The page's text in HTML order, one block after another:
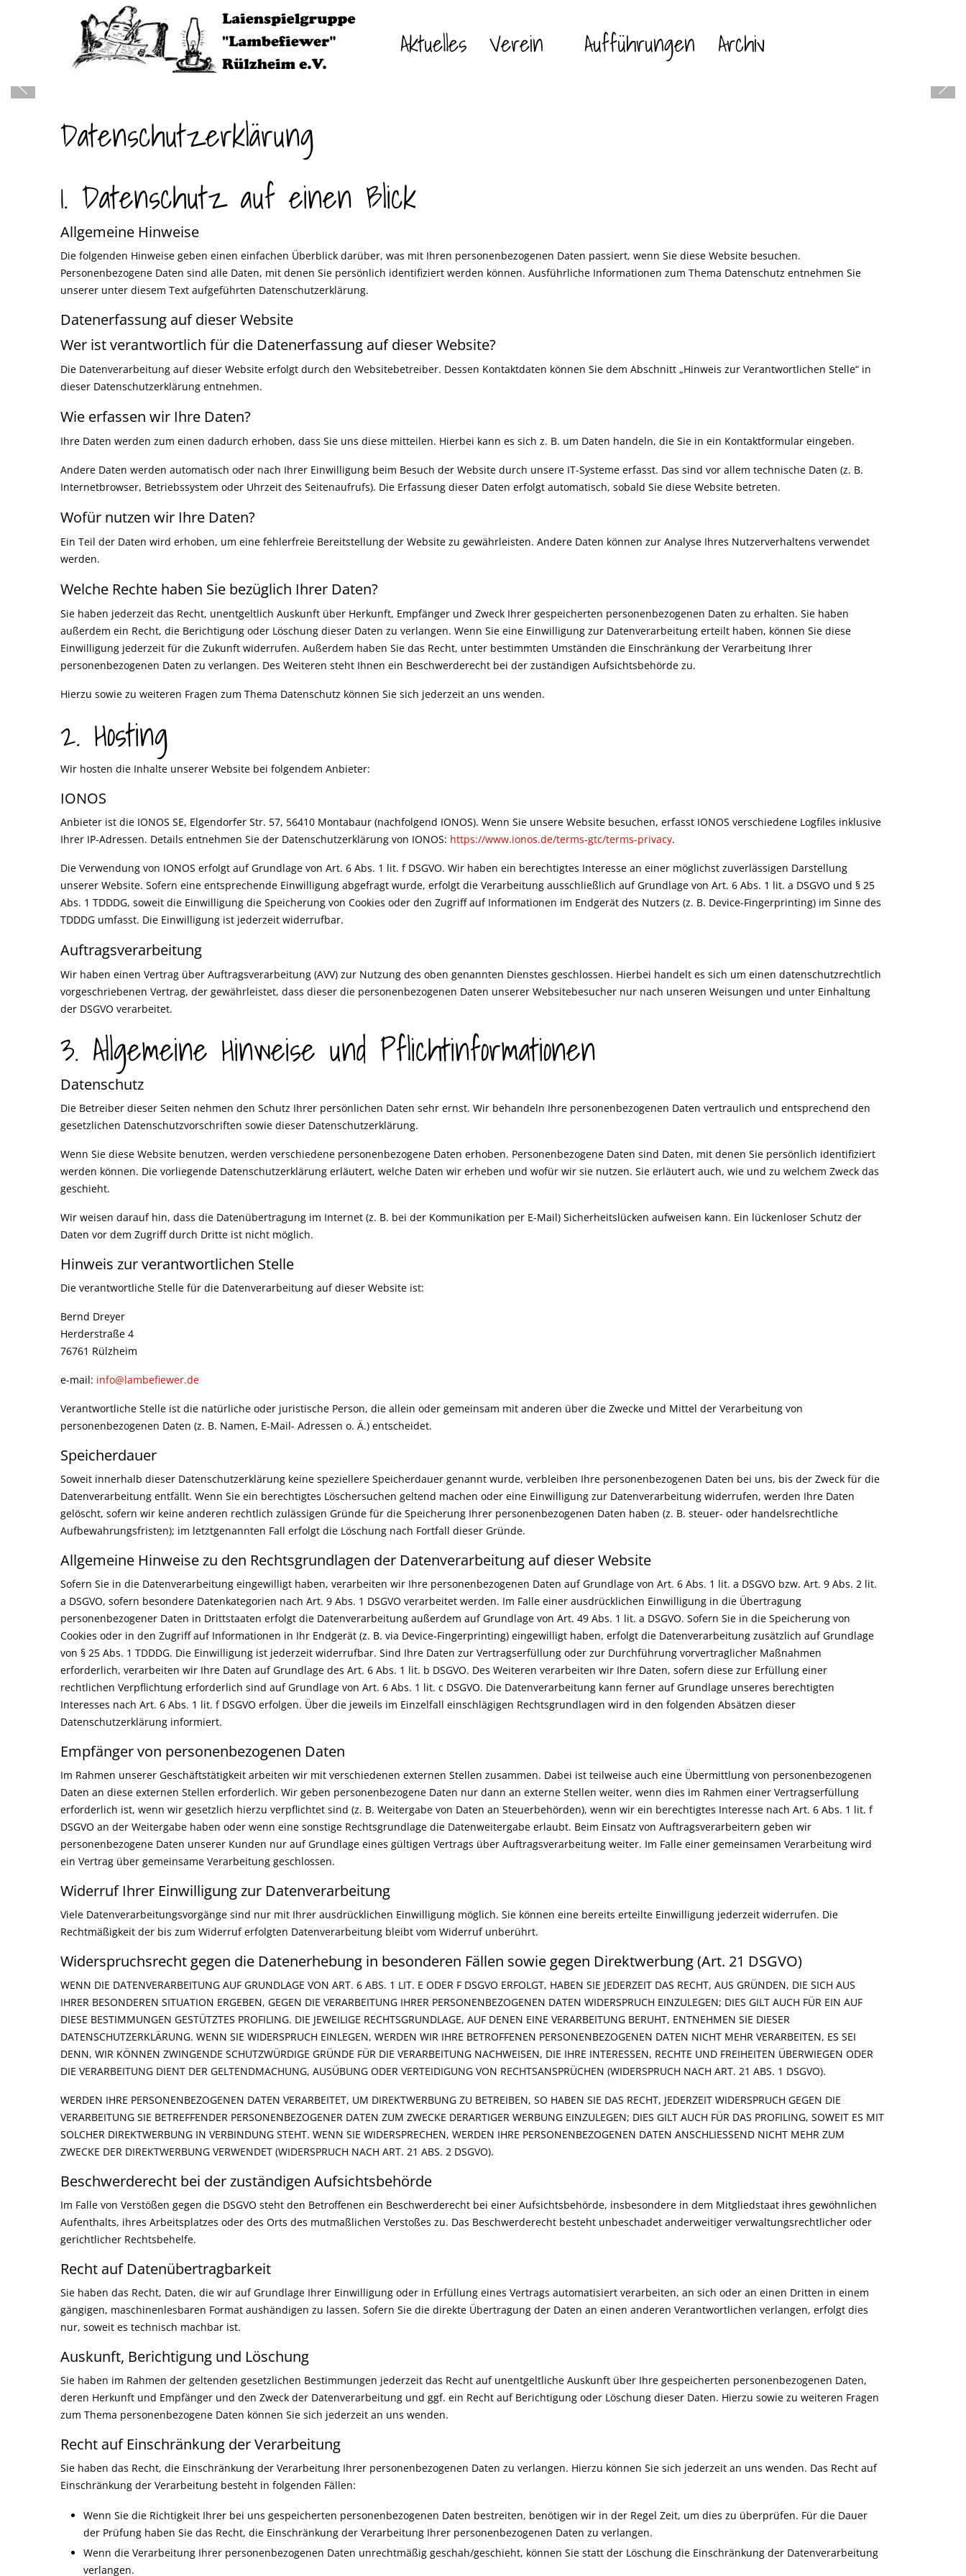
Aktuelles Verein Aufführungen Archiv
Datenschutzerklärung
1. Datenschutz auf einen Blick
Allgemeine Hinweise
Die folgenden Hinweise geben einen einfachen Überblick darüber, was mit Ihren personenbezogenen Daten passiert, wenn Sie diese Website besuchen.
Personenbezogene Daten sind alle Daten, mit denen Sie persönlich identifiziert werden können. Ausführliche Informationen zum Thema Datenschutz entnehmen Sie
unserer unter diesem Text aufgeführten Datenschutzerklärung.
Datenerfassung auf dieser Website
Wer ist verantwortlich für die Datenerfassung auf dieser Website?
Die Datenverarbeitung auf dieser Website erfolgt durch den Websitebetreiber. Dessen Kontaktdaten können Sie dem Abschnitt „Hinweis zur Verantwortlichen Stelle“ in
dieser Datenschutzerklärung entnehmen.
Wie erfassen wir Ihre Daten?
Ihre Daten werden zum einen dadurch erhoben, dass Sie uns diese mitteilen. Hierbei kann es sich z. B. um Daten handeln, die Sie in ein Kontaktformular eingeben.
Andere Daten werden automatisch oder nach Ihrer Einwilligung beim Besuch der Website durch unsere IT-Systeme erfasst. Das sind vor allem technische Daten (z. B.
Internetbrowser, Betriebssystem oder Uhrzeit des Seitenaufrufs). Die Erfassung dieser Daten erfolgt automatisch, sobald Sie diese Website betreten.
Wofür nutzen wir Ihre Daten?
Ein Teil der Daten wird erhoben, um eine fehlerfreie Bereitstellung der Website zu gewährleisten. Andere Daten können zur Analyse Ihres Nutzerverhaltens verwendet
werden.
Welche Rechte haben Sie bezüglich Ihrer Daten?
Sie haben jederzeit das Recht, unentgeltlich Auskunft über Herkunft, Empfänger und Zweck Ihrer gespeicherten personenbezogenen Daten zu erhalten. Sie haben
außerdem ein Recht, die Berichtigung oder Löschung dieser Daten zu verlangen. Wenn Sie eine Einwilligung zur Datenverarbeitung erteilt haben, können Sie diese
Einwilligung jederzeit für die Zukunft widerrufen. Außerdem haben Sie das Recht, unter bestimmten Umständen die Einschränkung der Verarbeitung Ihrer
personenbezogenen Daten zu verlangen. Des Weiteren steht Ihnen ein Beschwerderecht bei der zuständigen Aufsichtsbehörde zu.
Hierzu sowie zu weiteren Fragen zum Thema Datenschutz können Sie sich jederzeit an uns wenden.
2. Hosting
Wir hosten die Inhalte unserer Website bei folgendem Anbieter:
IONOS
Anbieter ist die IONOS SE, Elgendorfer Str. 57, 56410 Montabaur (nachfolgend IONOS). Wenn Sie unsere Website besuchen, erfasst IONOS verschiedene Logfiles inklusive
Ihrer IP-Adressen. Details entnehmen Sie der Datenschutzerklärung von IONOS: https://www.ionos.de/terms-gtc/terms-privacy.
Die Verwendung von IONOS erfolgt auf Grundlage von Art. 6 Abs. 1 lit. f DSGVO. Wir haben ein berechtigtes Interesse an einer möglichst zuverlässigen Darstellung
unserer Website. Sofern eine entsprechende Einwilligung abgefragt wurde, erfolgt die Verarbeitung ausschließlich auf Grundlage von Art. 6 Abs. 1 lit. a DSGVO und § 25
Abs. 1 TDDDG, soweit die Einwilligung die Speicherung von Cookies oder den Zugriff auf Informationen im Endgerät des Nutzers (z. B. Device-Fingerprinting) im Sinne des
TDDDG umfasst. Die Einwilligung ist jederzeit widerrufbar.
Auftragsverarbeitung
Wir haben einen Vertrag über Auftragsverarbeitung (AVV) zur Nutzung des oben genannten Dienstes geschlossen. Hierbei handelt es sich um einen datenschutzrechtlich
vorgeschriebenen Vertrag, der gewährleistet, dass dieser die personenbezogenen Daten unserer Websitebesucher nur nach unseren Weisungen und unter Einhaltung
der DSGVO verarbeitet.
3. Allgemeine Hinweise und Pflicht­informationen
Datenschutz
Die Betreiber dieser Seiten nehmen den Schutz Ihrer persönlichen Daten sehr ernst. Wir behandeln Ihre personenbezogenen Daten vertraulich und entsprechend den
gesetzlichen Datenschutzvorschriften sowie dieser Datenschutzerklärung.
Wenn Sie diese Website benutzen, werden verschiedene personenbezogene Daten erhoben. Personenbezogene Daten sind Daten, mit denen Sie persönlich identifiziert
werden können. Die vorliegende Datenschutzerklärung erläutert, welche Daten wir erheben und wofür wir sie nutzen. Sie erläutert auch, wie und zu welchem Zweck das
geschieht.
Wir weisen darauf hin, dass die Datenübertragung im Internet (z. B. bei der Kommunikation per E-Mail) Sicherheitslücken aufweisen kann. Ein lückenloser Schutz der
Daten vor dem Zugriff durch Dritte ist nicht möglich.
Hinweis zur verantwortlichen Stelle
Die verantwortliche Stelle für die Datenverarbeitung auf dieser Website ist:
Bernd Dreyer
Herderstraße 4
76761 Rülzheim
e-mail: info@lambefiewer.de
Verantwortliche Stelle ist die natürliche oder juristische Person, die allein oder gemeinsam mit anderen über die Zwecke und Mittel der Verarbeitung von
personenbezogenen Daten (z. B. Namen, E-Mail- Adressen o. Ä.) entscheidet.
Speicherdauer
Soweit innerhalb dieser Datenschutzerklärung keine speziellere Speicherdauer genannt wurde, verbleiben Ihre personenbezogenen Daten bei uns, bis der Zweck für die
Datenverarbeitung entfällt. Wenn Sie ein berechtigtes Löschersuchen geltend machen oder eine Einwilligung zur Datenverarbeitung widerrufen, werden Ihre Daten
gelöscht, sofern wir keine anderen rechtlich zulässigen Gründe für die Speicherung Ihrer personenbezogenen Daten haben (z. B. steuer- oder handelsrechtliche
Aufbewahrungsfristen); im letztgenannten Fall erfolgt die Löschung nach Fortfall dieser Gründe.
Allgemeine Hinweise zu den Rechtsgrundlagen der Datenverarbeitung auf dieser Website
Sofern Sie in die Datenverarbeitung eingewilligt haben, verarbeiten wir Ihre personenbezogenen Daten auf Grundlage von Art. 6 Abs. 1 lit. a DSGVO bzw. Art. 9 Abs. 2 lit.
a DSGVO, sofern besondere Datenkategorien nach Art. 9 Abs. 1 DSGVO verarbeitet werden. Im Falle einer ausdrücklichen Einwilligung in die Übertragung
personenbezogener Daten in Drittstaaten erfolgt die Datenverarbeitung außerdem auf Grundlage von Art. 49 Abs. 1 lit. a DSGVO. Sofern Sie in die Speicherung von
Cookies oder in den Zugriff auf Informationen in Ihr Endgerät (z. B. via Device-Fingerprinting) eingewilligt haben, erfolgt die Datenverarbeitung zusätzlich auf Grundlage
von § 25 Abs. 1 TDDDG. Die Einwilligung ist jederzeit widerrufbar. Sind Ihre Daten zur Vertragserfüllung oder zur Durchführung vorvertraglicher Maßnahmen
erforderlich, verarbeiten wir Ihre Daten auf Grundlage des Art. 6 Abs. 1 lit. b DSGVO. Des Weiteren verarbeiten wir Ihre Daten, sofern diese zur Erfüllung einer
rechtlichen Verpflichtung erforderlich sind auf Grundlage von Art. 6 Abs. 1 lit. c DSGVO. Die Datenverarbeitung kann ferner auf Grundlage unseres berechtigten
Interesses nach Art. 6 Abs. 1 lit. f DSGVO erfolgen. Über die jeweils im Einzelfall einschlägigen Rechtsgrundlagen wird in den folgenden Absätzen dieser
Datenschutzerklärung informiert.
Empfänger von personenbezogenen Daten
Im Rahmen unserer Geschäftstätigkeit arbeiten wir mit verschiedenen externen Stellen zusammen. Dabei ist teilweise auch eine Übermittlung von personenbezogenen
Daten an diese externen Stellen erforderlich. Wir geben personenbezogene Daten nur dann an externe Stellen weiter, wenn dies im Rahmen einer Vertragserfüllung
erforderlich ist, wenn wir gesetzlich hierzu verpflichtet sind (z. B. Weitergabe von Daten an Steuerbehörden), wenn wir ein berechtigtes Interesse nach Art. 6 Abs. 1 lit. f
DSGVO an der Weitergabe haben oder wenn eine sonstige Rechtsgrundlage die Datenweitergabe erlaubt. Beim Einsatz von Auftragsverarbeitern geben wir
personenbezogene Daten unserer Kunden nur auf Grundlage eines gültigen Vertrags über Auftragsverarbeitung weiter. Im Falle einer gemeinsamen Verarbeitung wird
ein Vertrag über gemeinsame Verarbeitung geschlossen.
Widerruf Ihrer Einwilligung zur Datenverarbeitung
Viele Datenverarbeitungsvorgänge sind nur mit Ihrer ausdrücklichen Einwilligung möglich. Sie können eine bereits erteilte Einwilligung jederzeit widerrufen. Die
Rechtmäßigkeit der bis zum Widerruf erfolgten Datenverarbeitung bleibt vom Widerruf unberührt.
Widerspruchsrecht gegen die Datenerhebung in besonderen Fällen sowie gegen Direktwerbung (Art. 21 DSGVO)
WENN DIE DATENVERARBEITUNG AUF GRUNDLAGE VON ART. 6 ABS. 1 LIT. E ODER F DSGVO ERFOLGT, HABEN SIE JEDERZEIT DAS RECHT, AUS GRÜNDEN, DIE SICH AUS
IHRER BESONDEREN SITUATION ERGEBEN, GEGEN DIE VERARBEITUNG IHRER PERSONENBEZOGENEN DATEN WIDERSPRUCH EINZULEGEN; DIES GILT AUCH FÜR EIN AUF
DIESE BESTIMMUNGEN GESTÜTZTES PROFILING. DIE JEWEILIGE RECHTSGRUNDLAGE, AUF DENEN EINE VERARBEITUNG BERUHT, ENTNEHMEN SIE DIESER
DATENSCHUTZERKLÄRUNG. WENN SIE WIDERSPRUCH EINLEGEN, WERDEN WIR IHRE BETROFFENEN PERSONENBEZOGENEN DATEN NICHT MEHR VERARBEITEN, ES SEI
DENN, WIR KÖNNEN ZWINGENDE SCHUTZWÜRDIGE GRÜNDE FÜR DIE VERARBEITUNG NACHWEISEN, DIE IHRE INTERESSEN, RECHTE UND FREIHEITEN ÜBERWIEGEN ODER
DIE VERARBEITUNG DIENT DER GELTENDMACHUNG, AUSÜBUNG ODER VERTEIDIGUNG VON RECHTSANSPRÜCHEN (WIDERSPRUCH NACH ART. 21 ABS. 1 DSGVO).
WERDEN IHRE PERSONENBEZOGENEN DATEN VERARBEITET, UM DIREKTWERBUNG ZU BETREIBEN, SO HABEN SIE DAS RECHT, JEDERZEIT WIDERSPRUCH GEGEN DIE
VERARBEITUNG SIE BETREFFENDER PERSONENBEZOGENER DATEN ZUM ZWECKE DERARTIGER WERBUNG EINZULEGEN; DIES GILT AUCH FÜR DAS PROFILING, SOWEIT ES MIT
SOLCHER DIREKTWERBUNG IN VERBINDUNG STEHT. WENN SIE WIDERSPRECHEN, WERDEN IHRE PERSONENBEZOGENEN DATEN ANSCHLIESSEND NICHT MEHR ZUM
ZWECKE DER DIREKTWERBUNG VERWENDET (WIDERSPRUCH NACH ART. 21 ABS. 2 DSGVO).
Beschwerde­recht bei der zuständigen Aufsichts­behörde
Im Falle von Verstößen gegen die DSGVO steht den Betroffenen ein Beschwerderecht bei einer Aufsichtsbehörde, insbesondere in dem Mitgliedstaat ihres gewöhnlichen
Aufenthalts, ihres Arbeitsplatzes oder des Orts des mutmaßlichen Verstoßes zu. Das Beschwerderecht besteht unbeschadet anderweitiger verwaltungsrechtlicher oder
gerichtlicher Rechtsbehelfe.
Recht auf Daten­übertrag­barkeit
Sie haben das Recht, Daten, die wir auf Grundlage Ihrer Einwilligung oder in Erfüllung eines Vertrags automatisiert verarbeiten, an sich oder an einen Dritten in einem
gängigen, maschinenlesbaren Format aushändigen zu lassen. Sofern Sie die direkte Übertragung der Daten an einen anderen Verantwortlichen verlangen, erfolgt dies
nur, soweit es technisch machbar ist.
Auskunft, Berichtigung und Löschung
Sie haben im Rahmen der geltenden gesetzlichen Bestimmungen jederzeit das Recht auf unentgeltliche Auskunft über Ihre gespeicherten personenbezogenen Daten,
deren Herkunft und Empfänger und den Zweck der Datenverarbeitung und ggf. ein Recht auf Berichtigung oder Löschung dieser Daten. Hierzu sowie zu weiteren Fragen
zum Thema personenbezogene Daten können Sie sich jederzeit an uns wenden.
Recht auf Einschränkung der Verarbeitung
Sie haben das Recht, die Einschränkung der Verarbeitung Ihrer personenbezogenen Daten zu verlangen. Hierzu können Sie sich jederzeit an uns wenden. Das Recht auf
Einschränkung der Verarbeitung besteht in folgenden Fällen:
Wenn Sie die Richtigkeit Ihrer bei uns gespeicherten personenbezogenen Daten bestreiten, benötigen wir in der Regel Zeit, um dies zu überprüfen. Für die Dauer
der Prüfung haben Sie das Recht, die Einschränkung der Verarbeitung Ihrer personenbezogenen Daten zu verlangen.
Wenn die Verarbeitung Ihrer personenbezogenen Daten unrechtmäßig geschah/geschieht, können Sie statt der Löschung die Einschränkung der Datenverarbeitung
verlangen.